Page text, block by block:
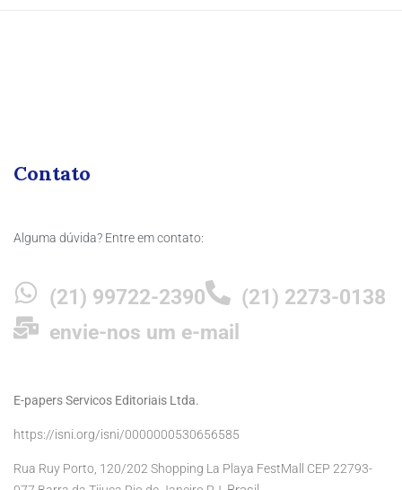
Contato
Alguma dúvida? Entre em contato:
(21) 99722-2390
(21) 2273-0138
envie-nos um e-mail
E-papers Servicos Editoriais Ltda.
https://isni.org/isni/0000000530656585
Rua Ruy Porto, 120/202 Shopping La Playa FestMall CEP 22793-